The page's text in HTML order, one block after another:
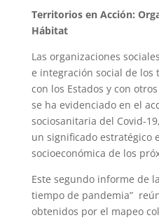
Territorios en Acción:
Hábitat
Las organizaciones
e integración social de
con los Estados y con
se ha evidenciado en el
sociosanitaria del Covid-
un significado estratégico
socioeconómica de los
Este segundo informe de
tiempo de pandemia”
obtenidos por el mapeo